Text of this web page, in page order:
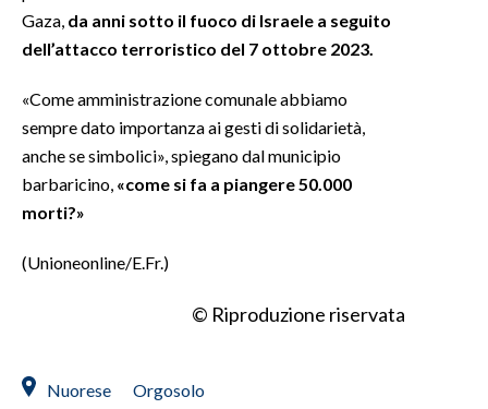
#CARAUNIONE
INSULARITÀ
INFO AZIENDE
ABBONATI
STORE
Gaza, da anni sotto il fuoco di Israele a seguito
dell’attacco terroristico del 7 ottobre 2023.
«Come amministrazione comunale abbiamo
sempre dato importanza ai gesti di solidarietà,
anche se simbolici», spiegano dal municipio
barbaricino, «come si fa a piangere 50.000
morti?»
(Unioneonline/E.Fr.)
© Riproduzione riservata
Nuorese Orgosolo